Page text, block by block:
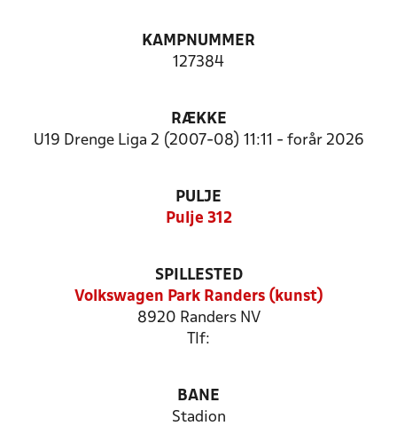
KAMPNUMMER
127384
RÆKKE
U19 Drenge Liga 2 (2007-08) 11:11 - forår 2026
PULJE
Pulje 312
SPILLESTED
Volkswagen Park Randers (kunst)
8920 Randers NV
Tlf:
BANE
Stadion